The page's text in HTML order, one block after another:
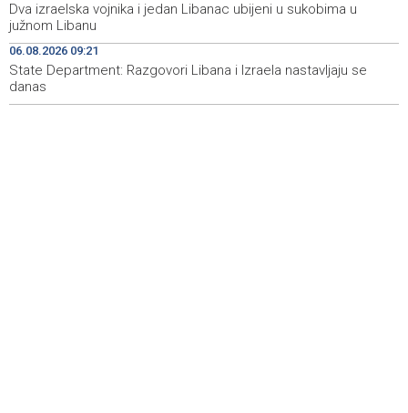
10:42
Predložen jednomjesečni pritvor za osumnjičenog za
prevaru tešku oko 42.000 KM
10:32
'Quick Response 2026'
Dva izraelska vojnika i jedan Libanac ubijeni u sukobima u
južnom Libanu
06.08.2026 09:21
State Department: Razgovori Libana i Izraela nastavljaju se
danas